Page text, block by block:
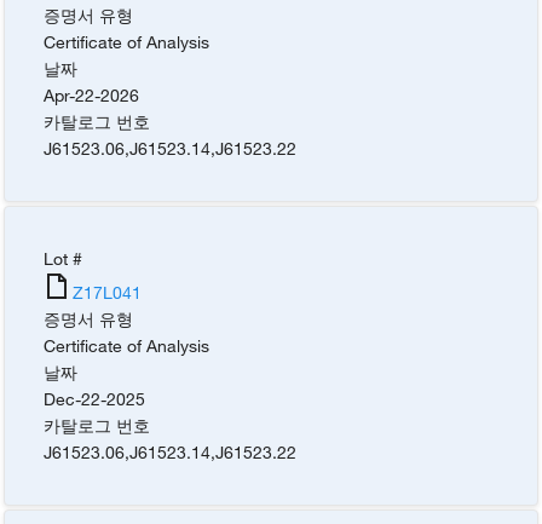
증명서 유형
Certificate of Analysis
날짜
Apr-22-2026
카탈로그 번호
J61523.06,J61523.14,J61523.22
Lot #
Z17L041
증명서 유형
Certificate of Analysis
날짜
Dec-22-2025
카탈로그 번호
J61523.06,J61523.14,J61523.22